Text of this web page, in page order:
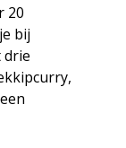
20
bij
drie